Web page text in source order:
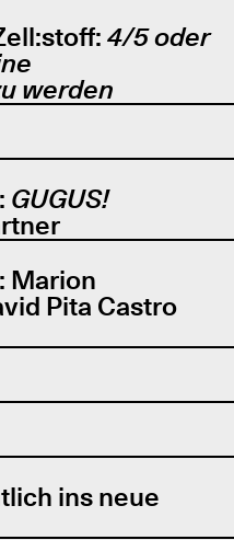
4/5 oder
werden
GUGUS!
Marion
Pita Castro
ins neue